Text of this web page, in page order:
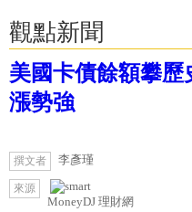
觀點新聞
美國卡債餘額攀
漲勢強
撰文者 李彥瑾
來源
MoneyDJ 理財網